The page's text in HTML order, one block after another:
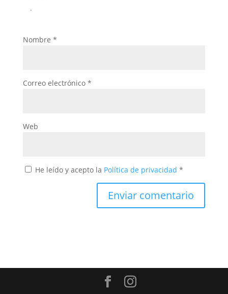
.
Nombre *
Correo electrónico *
Web
He leído y acepto la Política de privacidad *